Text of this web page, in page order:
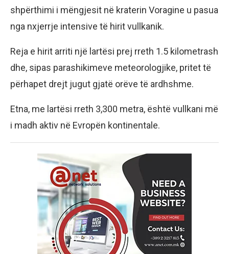
shpërthimi i mëngjesit në kraterin Voragine u pasua
nga nxjerrje intensive të hirit vullkanik.
Reja e hirit arriti një lartësi prej rreth 1.5 kilometrash
dhe, sipas parashikimeve meteorologjike, pritet të
përhapet drejt jugut gjatë orëve të ardhshme.
Etna, me lartësi rreth 3,300 metra, është vullkani më
i madh aktiv në Evropën kontinentale.